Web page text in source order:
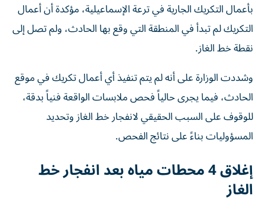
بأعمال التكريك الجارية في ترعة الإسماعيلية، مؤكدة أن أعمال
التكريك لم تبدأ في المنطقة التي وقع بها الحادث، ولم تصل إلى
نقطة خط الغاز.
وشددت الوزارة على أنه لم يتم تنفيذ أي أعمال تكريك في موقع
الحادث، فيما يجرى حالياً فحص ملابسات الواقعة فنياً بدقة،
للوقوف على السبب الحقيقي لانفجار خط الغاز وتحديد
المسؤوليات بناءً على نتائج الفحص.
إغلاق 4 محطات مياه بعد انفجار خط
الغاز